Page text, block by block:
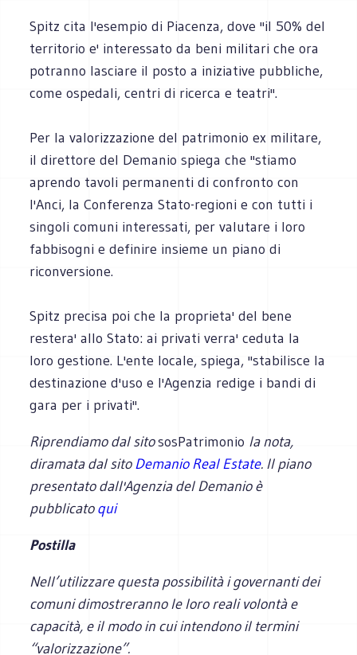
Spitz cita l'esempio di Piacenza, dove ''il 50% del
territorio e' interessato da beni militari che ora
potranno lasciare il posto a iniziative pubbliche,
come ospedali, centri di ricerca e teatri''.
Per la valorizzazione del patrimonio ex militare,
il direttore del Demanio spiega che ''stiamo
aprendo tavoli permanenti di confronto con
l'Anci, la Conferenza Stato-regioni e con tutti i
singoli comuni interessati, per valutare i loro
fabbisogni e definire insieme un piano di
riconversione.
Spitz precisa poi che la proprieta' del bene
restera' allo Stato: ai privati verra' ceduta la
loro gestione. L'ente locale, spiega, ''stabilisce la
destinazione d'uso e l'Agenzia redige i bandi di
gara per i privati''.
Riprendiamo dal sitososPatrimonio la nota,
diramata dal sitoDemanio Real Estate. Il piano
presentato dall'Agenzia del Demanio è
pubblicatoqui
Postilla
Nell’utilizzare questa possibilità i governanti dei
comuni dimostreranno le loro reali volontà e
capacità, e il modo in cui intendono il termini
“valorizzazione”.